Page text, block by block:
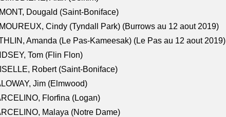
Dougald (Saint-Boniface)
Cindy (Tyndall Park) (Burrows au 12 aout 2019)
Amanda (Le Pas-Kameesak) (Le Pas au 12 aout 2019)
Tom (Flin Flon)
Robert (Saint-Boniface)
Jim (Elmwood)
Florfina (Logan)
Malaya (Notre Dame)